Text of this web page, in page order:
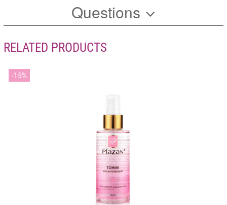
Questions
RELATED PRODUCTS
15